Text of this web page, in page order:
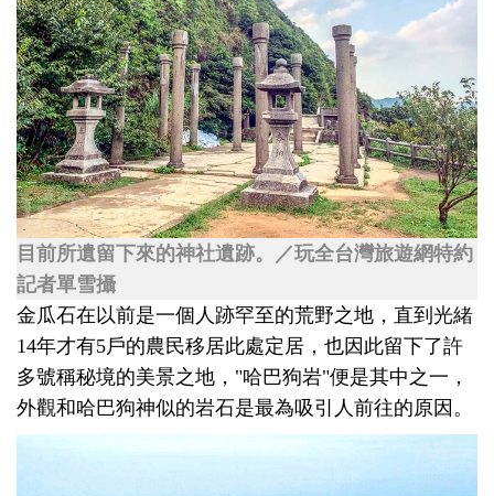
目前所遺留下來的神社遺跡。／玩全台灣旅遊網特約
記者單雪攝
金瓜石在以前是一個人跡罕至的荒野之地，直到光緒
14年才有5戶的農民移居此處定居，也因此留下了許
多號稱秘境的美景之地，"哈巴狗岩"便是其中之一，
外觀和哈巴狗神似的岩石是最為吸引人前往的原因。